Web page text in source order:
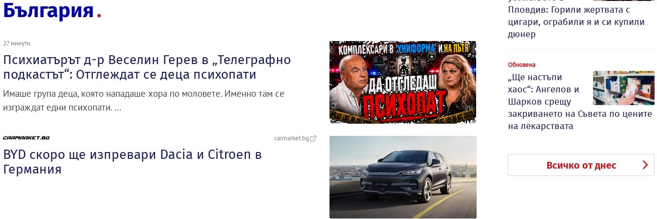
България
27 минути
Психиатърът д-р Веселин Герев в „Телеграфно
подкастът“: Отглеждат се деца психопати
Имаше група деца, която нападаше хора по моловете. Именно там се
изграждат едни психопати. ...
carmarket.bg
BYD скоро ще изпревари Dacia и Citroеn в
Германия
Пловдив: Горили жертвата с
цигари, ограбили я и си купили
дюнер
Обновена
„Ще настъпи
хаос“: Ангелов и
Шарков срещу
закриването на Съвета по цените
на лекарствата
Всичко от днес